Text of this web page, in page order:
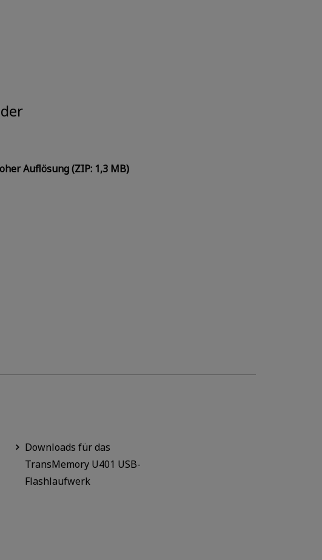
Auflösung (ZIP: 1,3 MB)
Downloads für das
TransMemory U401 USB-
Flashlaufwerk